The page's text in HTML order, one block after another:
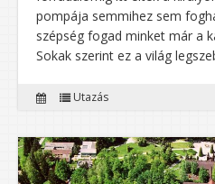
pompája semmihez sem
szépség fogad minket már a
Sokak szerint ez a világ
Utazás